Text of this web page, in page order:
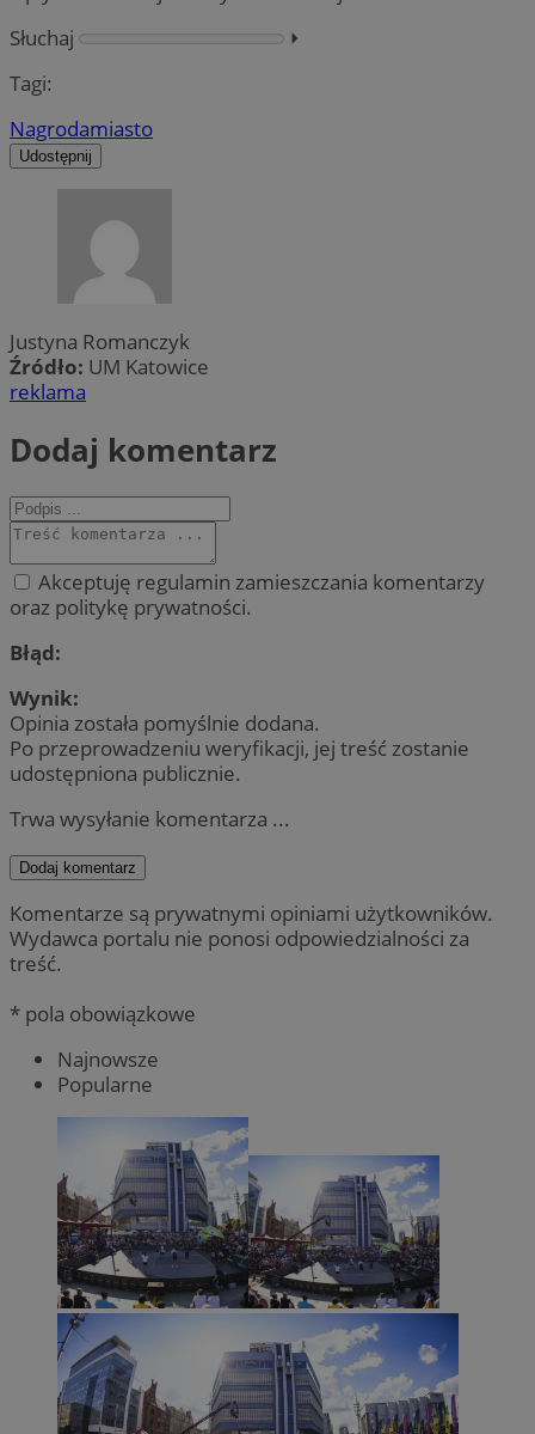
Słuchaj
⏵︎
Tagi:
Nagrodamiasto
Udostępnij
Justyna Romanczyk
Źródło: UM Katowice
reklama
Dodaj komentarz
Akceptuję regulamin zamieszczania komentarzy
oraz politykę prywatności.
Błąd:
Wynik:
Opinia została pomyślnie dodana.
Po przeprowadzeniu weryfikacji, jej treść zostanie
udostępniona publicznie.
Trwa wysyłanie komentarza ...
Dodaj komentarz
Komentarze są prywatnymi opiniami użytkowników.
Wydawca portalu nie ponosi odpowiedzialności za
treść.
* pola obowiązkowe
Najnowsze
Popularne